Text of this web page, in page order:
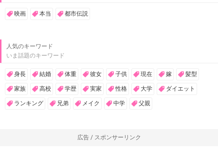
映画 本当 都市伝説
人気のキーワード
いま話題のキーワード
身長 結婚 体重 彼女 子供 現在 嫁 髪型
家族 高校 学歴 実家 性格 大学 ダイエット
ランキング 兄弟 メイク 中学 父親
広告 / スポンサーリンク